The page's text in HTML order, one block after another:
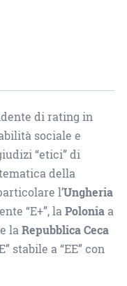
di rating in
sociale e
“etici” di
della
l’Ungheria
“E+”, laPoloniaa
laRepubblica Ceca
stabile a “EE” con